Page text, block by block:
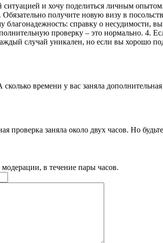
ситуацией и хочу поделиться личным
получите новую визу в
справку о несудимости,
проверку – это нормально. 4.
случай уникален, но если вы хорошо
времени у вас заняла
проверка заняла около двух часов. Но
в течение пары часов.